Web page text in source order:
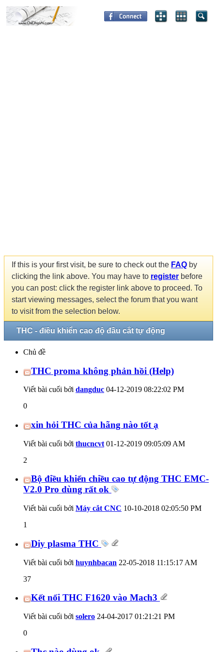
If this is your first visit, be sure to check out the FAQ by
clicking the link above. You may have to register before
you can post: click the register link above to proceed. To
start viewing messages, select the forum that you want
to visit from the selection below.
THC - điều khiển cao độ đầu cắt tự động
Chủ đề
THC proma không phản hồi (Help)
Viết bài cuối bởi dangduc 04-12-2019 08:22:02 PM
0
xin hỏi THC của hãng nào tốt ạ
Viết bài cuối bởi thucncvt 01-12-2019 09:05:09 AM
2
Bộ điều khiển chiều cao tự động THC EMC-
V2.0 Pro dùng rất ok
Viết bài cuối bởi Máy cắt CNC 10-10-2018 02:05:50 PM
1
Diy plasma THC
Viết bài cuối bởi huynhbacan 22-05-2018 11:15:17 AM
37
Kết nối THC F1620 vào Mach3
Viết bài cuối bởi solero 24-04-2017 01:21:21 PM
0